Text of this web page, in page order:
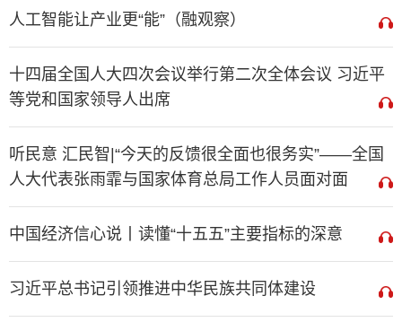
人工智能让产业更“能”（融观察）
十四届全国人大四次会议举行第二次全体会议 习近平
等党和国家领导人出席
听民意 汇民智|“今天的反馈很全面也很务实”——全国
人大代表张雨霏与国家体育总局工作人员面对面
中国经济信心说丨读懂“十五五”主要指标的深意
习近平总书记引领推进中华民族共同体建设